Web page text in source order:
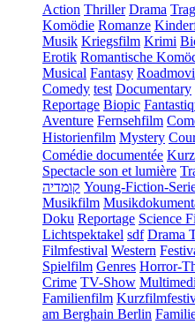
Action Thriller Drama
Komödie Romanze
Musik Kriegsfilm Krimi
Erotik Romantische
Musical Fantasy
Comedy test Documentary
Reportage Biopic
Aventure Fernsehfilm
Historienfilm Mystery
Comédie documentée
Spectacle son et lumière
קומדיה Young-Fiction-
Musikfilm
Doku Reportage Science
Lichtspektakel sdf Drama
Filmfestival Western
Spielfilm Genres Horror-
Crime TV-Show
Familienfilm
am Berghain Berlin